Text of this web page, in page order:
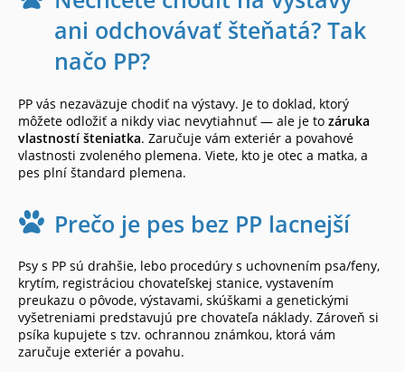
ani odchovávať šteňatá? Tak
načo PP?
PP vás nezaväzuje chodiť na výstavy. Je to doklad, ktorý
môžete odložiť a nikdy viac nevytiahnuť — ale je to záruka
vlastností šteniatka. Zaručuje vám exteriér a povahové
vlastnosti zvoleného plemena. Viete, kto je otec a matka, a
pes plní štandard plemena.
Prečo je pes bez PP lacnejší
Psy s PP sú drahšie, lebo procedúry s uchovnením psa/feny,
krytím, registráciou chovateľskej stanice, vystavením
preukazu o pôvode, výstavami, skúškami a genetickými
vyšetreniami predstavujú pre chovateľa náklady. Zároveň si
psíka kupujete s tzv. ochrannou známkou, ktorá vám
zaručuje exteriér a povahu.